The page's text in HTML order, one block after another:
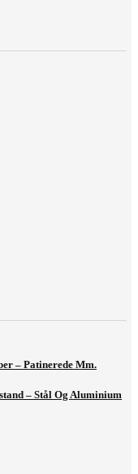
– Patinerede Mm.
– Stål Og Aluminium